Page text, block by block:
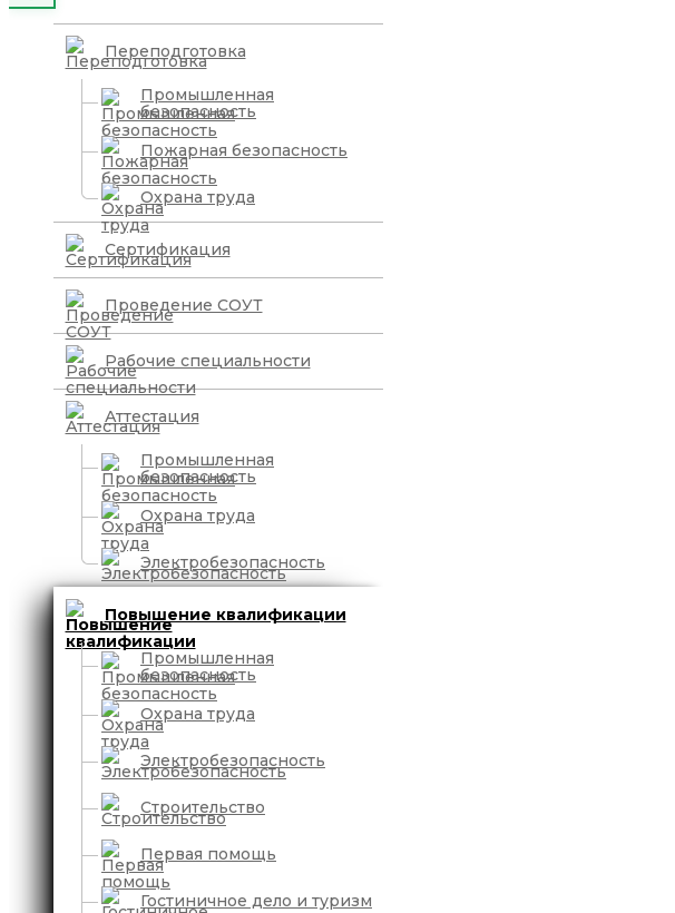
Переподготовка
Промышленная
безопасность
Пожарная безопасность
Охрана труда
Сертификация
Проведение СОУТ
Рабочие специальности
Аттестация
Промышленная
безопасность
Охрана труда
Электробезопасность
Повышение квалификации
Промышленная
безопасность
Охрана труда
Электробезопасность
Строительство
Первая помощь
Гостиничное дело и туризм